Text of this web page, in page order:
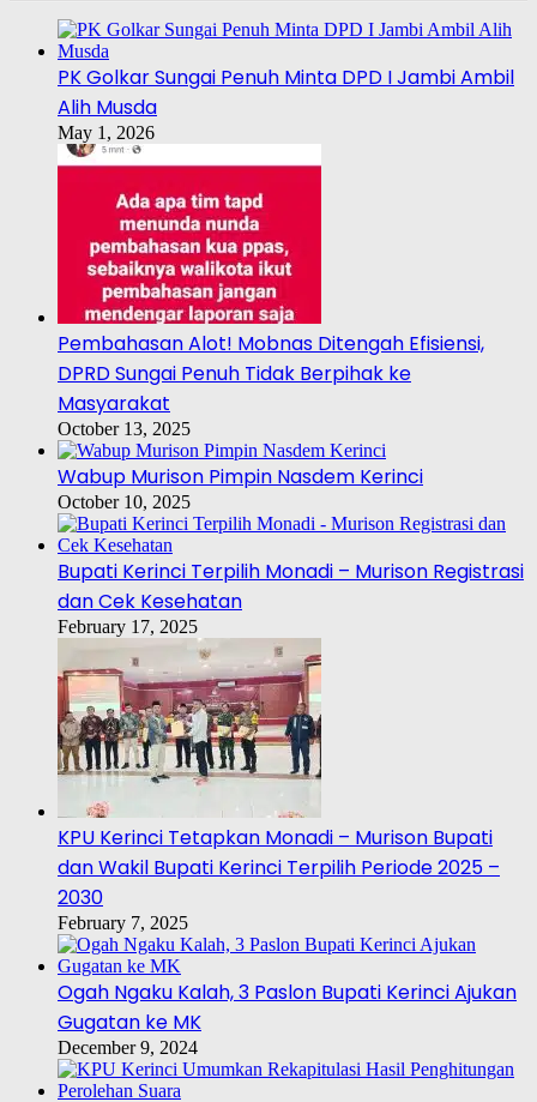
PK Golkar Sungai Penuh Minta DPD I Jambi Ambil
Alih Musda
May 1, 2026
Pembahasan Alot! Mobnas Ditengah Efisiensi,
DPRD Sungai Penuh Tidak Berpihak ke
Masyarakat
October 13, 2025
Wabup Murison Pimpin Nasdem Kerinci
October 10, 2025
Bupati Kerinci Terpilih Monadi – Murison Registrasi
dan Cek Kesehatan
February 17, 2025
KPU Kerinci Tetapkan Monadi – Murison Bupati
dan Wakil Bupati Kerinci Terpilih Periode 2025 –
2030
February 7, 2025
Ogah Ngaku Kalah, 3 Paslon Bupati Kerinci Ajukan
Gugatan ke MK
December 9, 2024